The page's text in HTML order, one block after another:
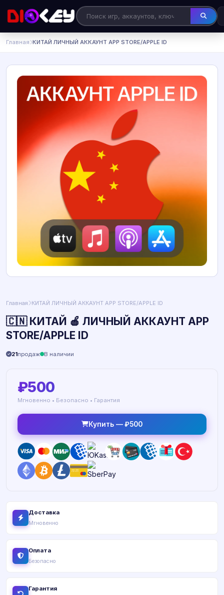
Главная КИТАЙ ЛИЧНЫЙ АККАУНТ APP STORE/APPLE ID
Главная КИТАЙ ЛИЧНЫЙ АККАУНТ APP STORE/APPLE ID
🇨🇳 КИТАЙ 🍎 ЛИЧНЫЙ АККАУНТ APP
STORE/APPLE ID
21продаж В наличии
₽500
Мгновенно • Безопасно • Гарантия
Купить — ₽500
Доставка
Мгновенно
Оплата
Безопасно
Гарантия